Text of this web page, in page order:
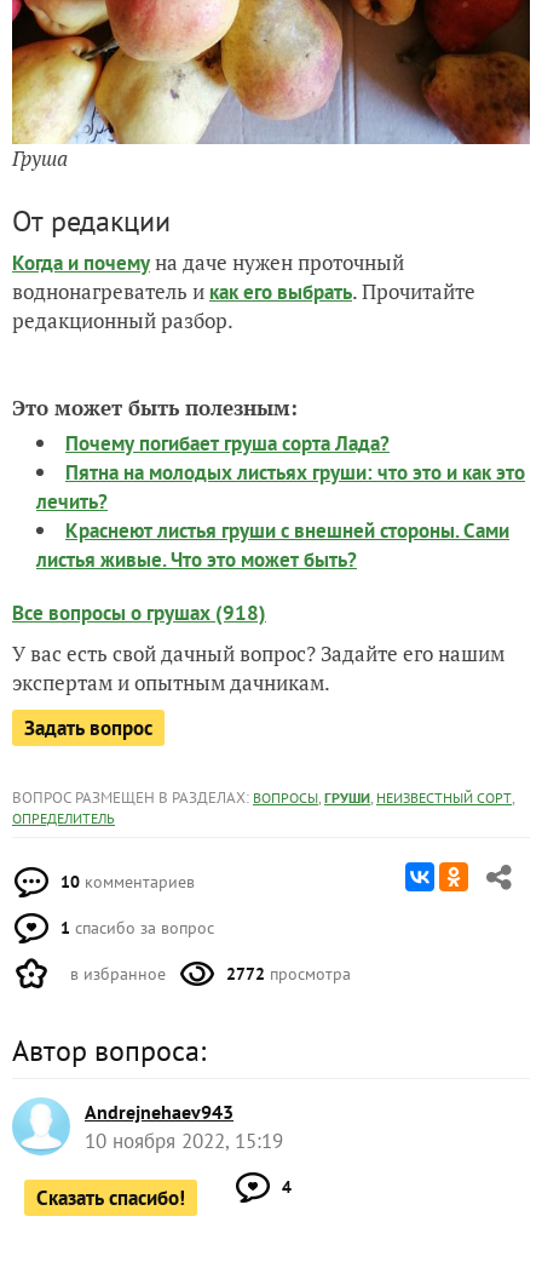
Груша
От редакции
Когда и почемуна даче нужен проточный
воднонагреватель и как его выбрать. Прочитайте
редакционный разбор.
Это может быть полезным:
Почему погибает груша сорта Лада?
Пятна на молодых листьях груши: что это и как это
лечить?
Краснеют листья груши с внешней стороны. Сами
листья живые. Что это может быть?
Все вопросы о грушах (918)
У вас есть свой дачный вопрос? Задайте его нашим
экспертам и опытным дачникам.
Задать вопрос
ВОПРОС РАЗМЕЩЕН В РАЗДЕЛАХ: ВОПРОСЫ, ГРУШИ, НЕИЗВЕСТНЫЙ СОРТ,
ОПРЕДЕЛИТЕЛЬ
10 комментариев
1 спасибо за вопрос
в избранное 2772 просмотра
Автор вопроса:
Andrejnehaev943
10 ноября 2022, 15:19
Сказать спасибо! 4